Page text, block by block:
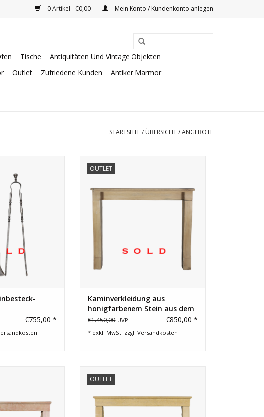
0 Artikel - €0,00 Mein Konto / Kundenkonto anlegen
Tische
Antiquitäten Und Vintage Objekten
Outlet Zufriedene Kunden
Antiker Marmor
STARTSEITE/ ÜBERSICHT/ANGEBOTE
hat eine kleine
der Schaufel.
€755,00 *
OUTLET
Steinkaminverkleidung aus dem 19.
restauriert.
Kaminverkleidung aus
honigfarbenem Stein aus dem
19. Jahrhundert
€1.450,00 UVP €850,00 *
* exkl. MwSt. zzgl.Versandkosten
große Feuer.
OUTLET
ZUM WARENKORB HINZUFÜGEN